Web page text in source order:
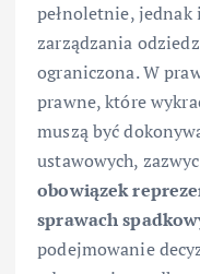
pełnoletnie, jednak
zarządzania
ograniczona. W
prawne, które
muszą być
ustawowych,
obowiązek
sprawach
podejmowanie